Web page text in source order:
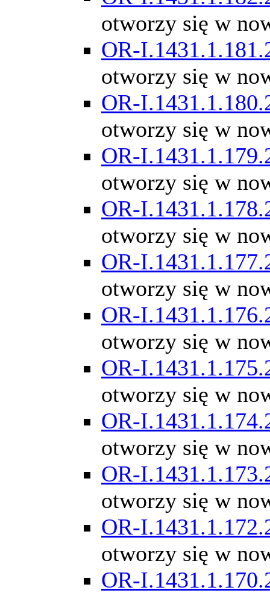
otworzy się w
OR-
otworzy się w
OR-
otworzy się w
OR-
otworzy się w
OR-
otworzy się w
OR-
otworzy się w
OR-
otworzy się w
OR-
otworzy się w
OR-
otworzy się w
OR-
otworzy się w
OR-
otworzy się w
OR-